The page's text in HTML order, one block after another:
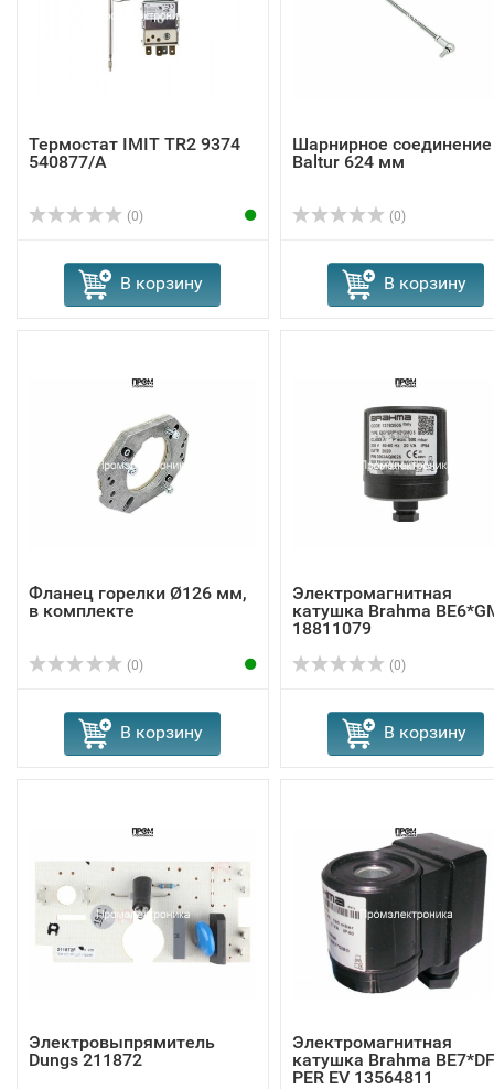
Термостат IMIT TR2 9374
540877/A
(0)
В корзину
Шарнирное соединение
Baltur 624 мм
(0)
В корзину
Фланец горелки Ø126 мм,
в комплекте
(0)
В корзину
Электромагнитная
катушка Brahma
18811079
(0)
В корзину
Электровыпрямитель
Dungs 211872
Электромагнитная
катушка Brahma
PER EV 13564811